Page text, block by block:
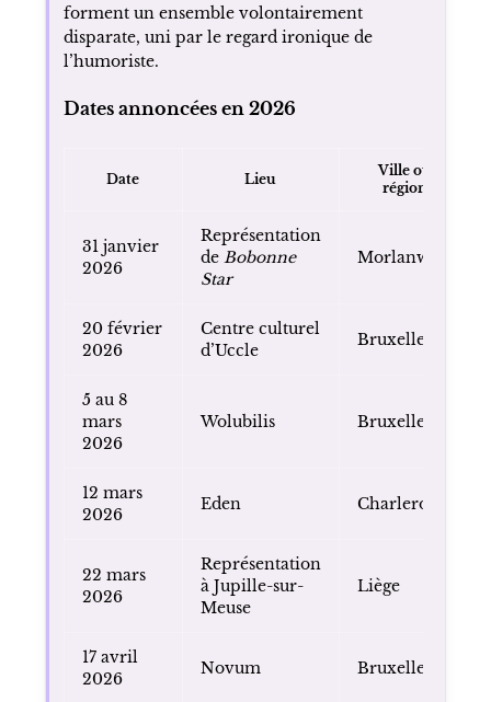
forment un ensemble volontairement
disparate, uni par le regard ironique de
l’humoriste.
Dates annoncées en 2026
Date Lieu
Ville ou
région
31 janvier
2026
Représentation
de Bobonne
Star
Morlanwelz
20 février
2026
Centre culturel
d’Uccle
Bruxelles
5 au 8
mars
2026
Wolubilis Bruxelles
12 mars
2026
Eden Charleroi
22 mars
2026
Représentation
à Jupille-sur-
Meuse
Liège
17 avril
2026
Novum Bruxelles